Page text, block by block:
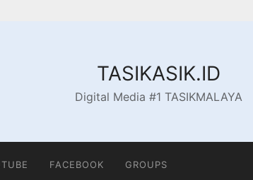
TASIKASIK.ID
Digital Media #1 TASIKMALAYA
FACEBOOK GROUPS